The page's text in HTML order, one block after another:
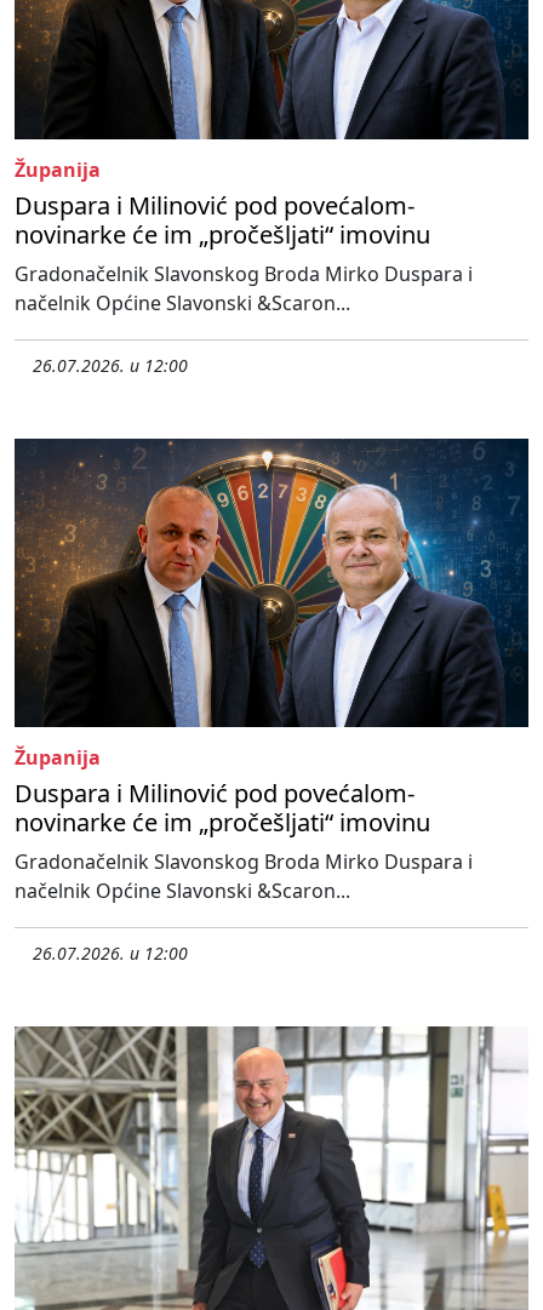
Županija
Duspara i Milinović pod povećalom-
novinarke će im „pročešljati“ imovinu
Gradonačelnik Slavonskog Broda Mirko Duspara i
načelnik Općine Slavonski &Scaron...
26.07.2026. u 12:00
Županija
Duspara i Milinović pod povećalom-
novinarke će im „pročešljati“ imovinu
Gradonačelnik Slavonskog Broda Mirko Duspara i
načelnik Općine Slavonski &Scaron...
26.07.2026. u 12:00